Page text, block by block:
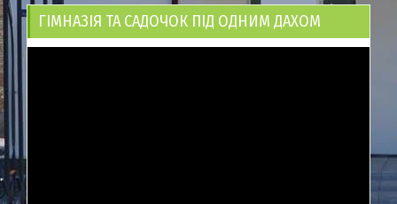
ГІМНАЗІЯ ТА САДОЧОК ПІД ОДНИМ ДАХОМ